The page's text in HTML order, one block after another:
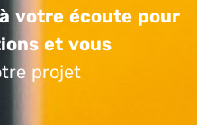
votre écoute pour
et vous
projet